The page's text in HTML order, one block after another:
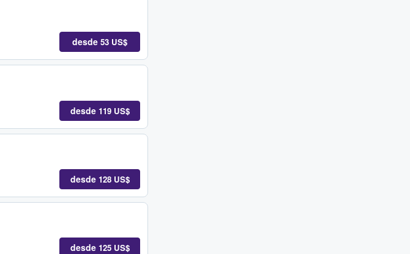
desde 53 US$
desde 119 US$
desde 128 US$
desde 125 US$